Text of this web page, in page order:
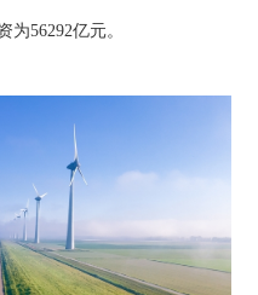
56292亿元。